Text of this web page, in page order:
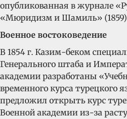
опубликованная в журнале
«Мюридизм и Шамиль» (1859)
Военное востоковедение
В 1854 г. Казим-беком
Генерального штаба и
академии разработаны
временного курса турецкого
предложил открыть курс
Военной академии из-за